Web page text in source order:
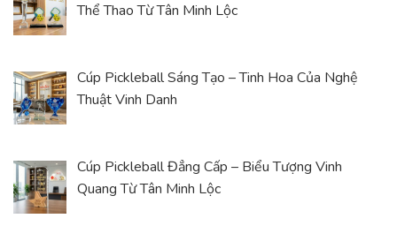
Thể Thao Từ Tân Minh Lộc
Cúp Pickleball Sáng Tạo – Tinh Hoa Của Nghệ
Thuật Vinh Danh
Cúp Pickleball Đẳng Cấp – Biểu Tượng Vinh
Quang Từ Tân Minh Lộc